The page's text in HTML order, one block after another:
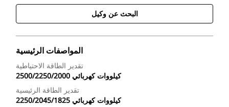
البحث عن وكيل
المواصفات الرئيسية
تقدير الطاقة الاحتياطية
2500/2250/2000 كيلووات كهربائي
تقدير الطاقة الرئيسية
2250/2045/1825 كيلووات كهربائي